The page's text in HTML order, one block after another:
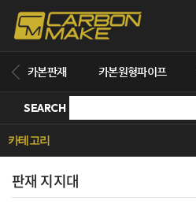
카본판재 카본원형파이프
SEARCH
카테고리
판재 지지대